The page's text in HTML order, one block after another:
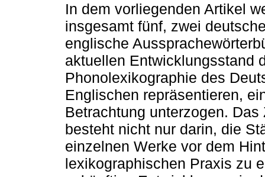
In dem vorliegenden Artikel
insgesamt fünf, zwei
englische
aktuellen Entwicklungsstand
Phonolexikographie des
Englischen repräsentieren,
Betrachtung unterzogen.
besteht nicht nur darin, die
einzelnen Werke vor dem
lexikographischen Praxis zu